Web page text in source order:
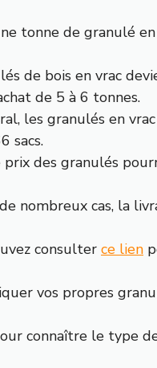
tonne de granulé
de bois en vrac
de 5 à 6 tonnes.
les granulés en
sacs.
des granulés
nombreux cas, la
consulter ce lien
vos propres
connaître le type